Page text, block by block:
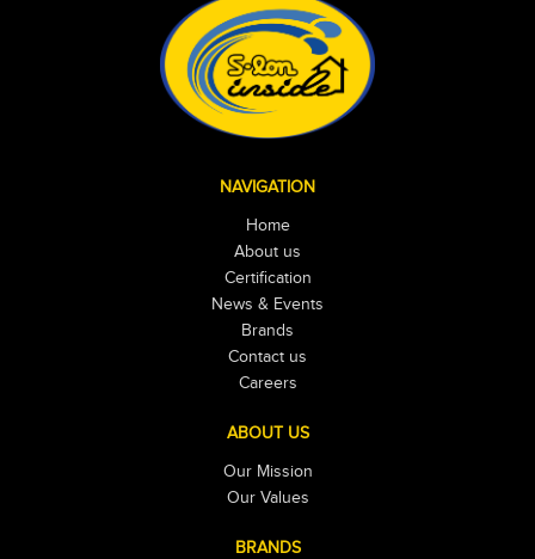
NAVIGATION
Home
About us
Certification
News & Events
Brands
Contact us
Careers
ABOUT US
Our Mission
Our Values
BRANDS